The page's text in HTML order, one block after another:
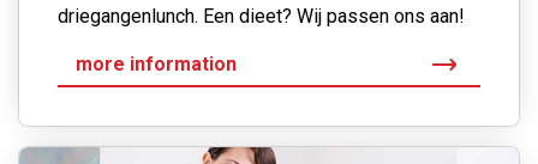
driegangenlunch. Een dieet? Wij passen ons aan!
more information